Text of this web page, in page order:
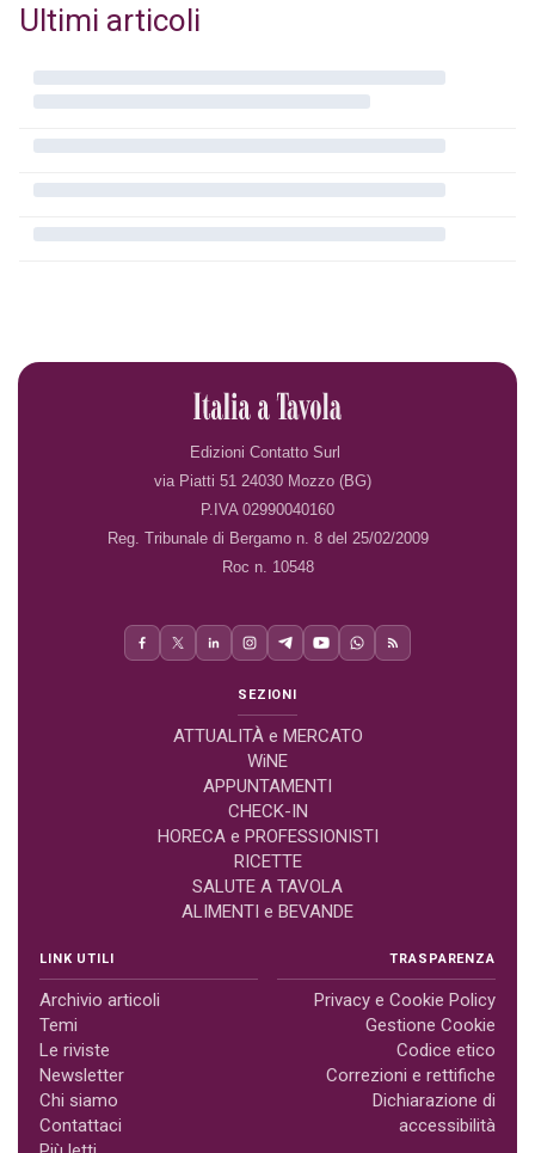
Ultimi articoli
Edizioni Contatto Surl
via Piatti 51 24030 Mozzo (BG)
P.IVA 02990040160
Reg. Tribunale di Bergamo n. 8 del 25/02/2009
Roc n. 10548
SEZIONI
ATTUALITÀ e MERCATO
WiNE
APPUNTAMENTI
CHECK-IN
HORECA e PROFESSIONISTI
RICETTE
SALUTE A TAVOLA
ALIMENTI e BEVANDE
LINK UTILI
Archivio articoli
Temi
Le riviste
Newsletter
Chi siamo
Contattaci
TRASPARENZA
Privacy e Cookie Policy
Gestione Cookie
Codice etico
Correzioni e rettifiche
Dichiarazione di
accessibilità